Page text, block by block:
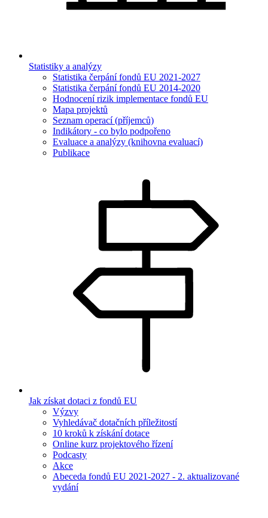
Statistiky a analýzy
Statistika čerpání fondů EU 2021-2027
Statistika čerpání fondů EU 2014-2020
Hodnocení rizik implementace fondů EU
Mapa projektů
Seznam operací (příjemců)
Indikátory - co bylo podpořeno
Evaluace a analýzy (knihovna evaluací)
Publikace
Jak získat dotaci z fondů EU
Výzvy
Vyhledávač dotačních příležitostí
10 kroků k získání dotace
Online kurz projektového řízení
Podcasty
Akce
Abeceda fondů EU 2021-2027 - 2. aktualizované
vydání